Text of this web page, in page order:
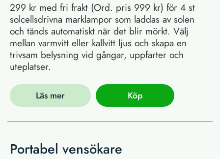
299 kr med fri frakt (Ord. pris 999 kr) för 4 st
solcellsdrivna marklampor som laddas av solen
och tänds automatiskt när det blir mörkt. Välj
mellan varmvitt eller kallvitt ljus och skapa en
trivsam belysning vid gångar, uppfarter och
uteplatser.
Läs mer Köp
Portabel vensökare